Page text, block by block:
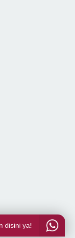
disini ya!